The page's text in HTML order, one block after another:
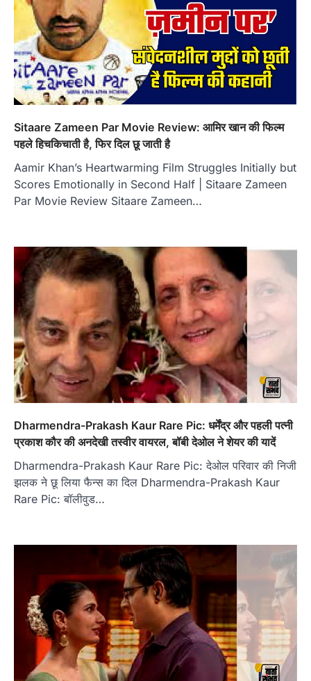
Sitaare Zameen Par Movie Review: आमिर खान की फिल्म
पहले हिचकिचाती है, फिर दिल छू जाती है
Aamir Khan’s Heartwarming Film Struggles Initially but
Scores Emotionally in Second Half | Sitaare Zameen
Par Movie Review Sitaare Zameen…
Dharmendra-Prakash Kaur Rare Pic: धर्मेंद्र और पहली पत्नी
प्रकाश कौर की अनदेखी तस्वीर वायरल, बॉबी देओल ने शेयर की यादें
Dharmendra-Prakash Kaur Rare Pic: देओल परिवार की निजी
झलक ने छू लिया फैन्स का दिल Dharmendra-Prakash Kaur
Rare Pic: बॉलीवुड…